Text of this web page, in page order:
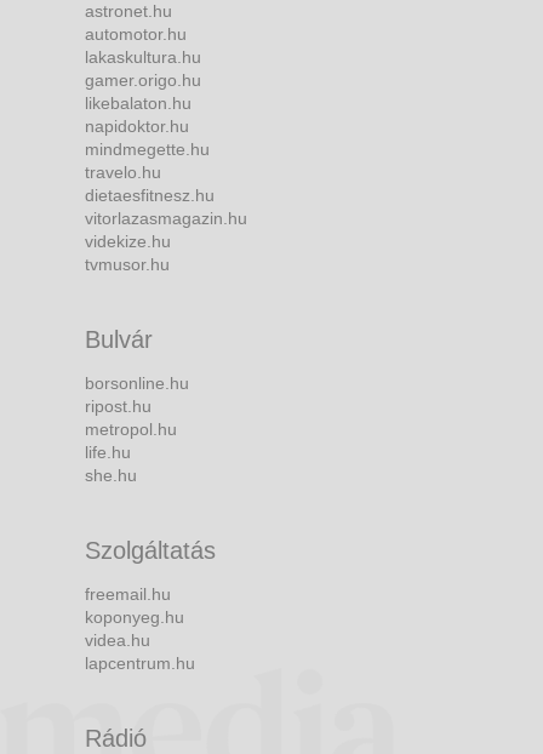
astronet.hu
automotor.hu
lakaskultura.hu
gamer.origo.hu
likebalaton.hu
napidoktor.hu
mindmegette.hu
travelo.hu
dietaesfitnesz.hu
vitorlazasmagazin.hu
videkize.hu
tvmusor.hu
Bulvár
borsonline.hu
ripost.hu
metropol.hu
life.hu
she.hu
Szolgáltatás
freemail.hu
koponyeg.hu
videa.hu
lapcentrum.hu
Rádió